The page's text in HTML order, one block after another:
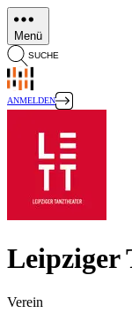
Direkt
zum
Inhalt
Menü
SUCHE
ANMELDEN
Leipziger
Verein